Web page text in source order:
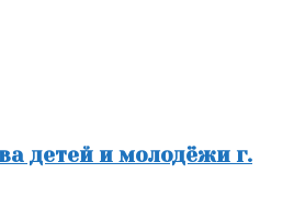
детей и молодёжи г.